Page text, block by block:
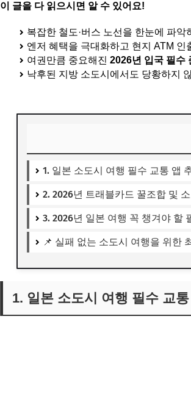
이 글을 다 읽으시면 알 수 있어요!
복잡한 철도·버스 노선을 한눈에 파악
엔저 혜택을 극대화하고 현지 ATM 인
여권만큼 중요해진 2026년 입국 필수
낙후된 지방 소도시에서도 당황하지
1. 일본 소도시 여행 필수 교통 앱
2. 2026년 트래블카드 꿀조합 및
3. 2026년 일본 여행 꼭 챙겨야 할
📌 실패 없는 소도시 여행을 위한
1. 일본 소도시 여행 필수 교